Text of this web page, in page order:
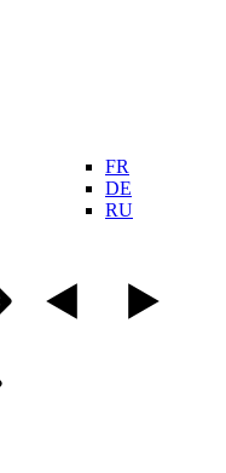
FR
DE
RU